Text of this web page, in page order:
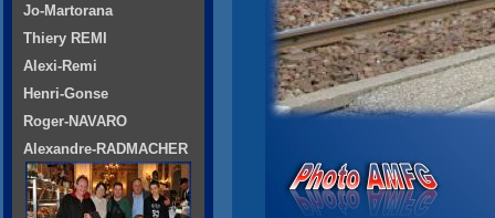
Jo-Martorana
Thiery REMI
Alexi-Remi
Henri-Gonse
Roger-NAVARO
Alexandre-RADMACHER